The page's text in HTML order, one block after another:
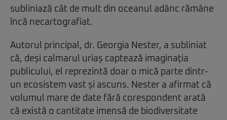
subliniază cât de mult din oceanul adânc rămâne
încă necartografiat.
Autorul principal, dr. Georgia Nester, a subliniat
că, deși calmarul uriaș captează imaginația
publicului, el reprezintă doar o mică parte dintr-
un ecosistem vast și ascuns. Nester a afirmat că
volumul mare de date fără corespondent arată
că există o cantitate imensă de biodiversitate